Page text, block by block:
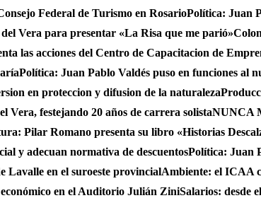
Federal de Turismo en RosarioPolítica: Juan
Vera para presentar «La Risa que me parió»
las acciones del Centro de Capacitacion de
Política: Juan Pablo Valdés puso en funciones al
en proteccion y difusion de la naturaleza
Vera, festejando 20 años de carrera solistaNUNCA
Pilar Romano presenta su libro «Historias
y adecuan normativa de descuentosPolítica: Juan
Lavalle en el suroeste provincialAmbiente: el ICAA
en el Auditorio Julián ZiniSalarios: desde